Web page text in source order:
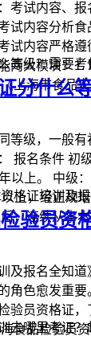
考试内容、
试内容分析​​
试内容严格
两大模块： ​​1.
上海市食品
分什么
等级，一般有
报名条件 初
以上。 中级
上，经正规
，连续从事
验员资
训及报名全
角色愈发重要
验员资格证
食品检验员